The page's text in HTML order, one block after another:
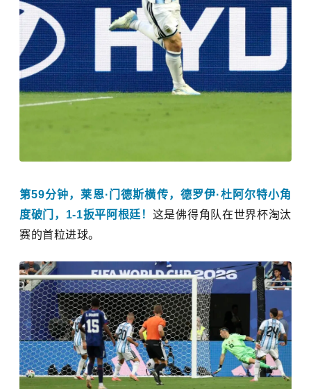
第59分钟，莱恩·门德斯横传，德罗伊·杜阿尔特小角
度破门，1-1扳平阿根廷！ 这是佛得角队在世界杯淘汰
赛的首粒进球。